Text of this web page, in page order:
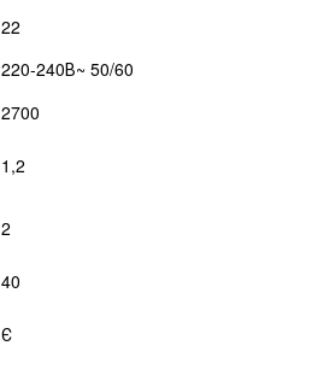
22
220-240В~ 50/60
2700
1,2
2
40
Є